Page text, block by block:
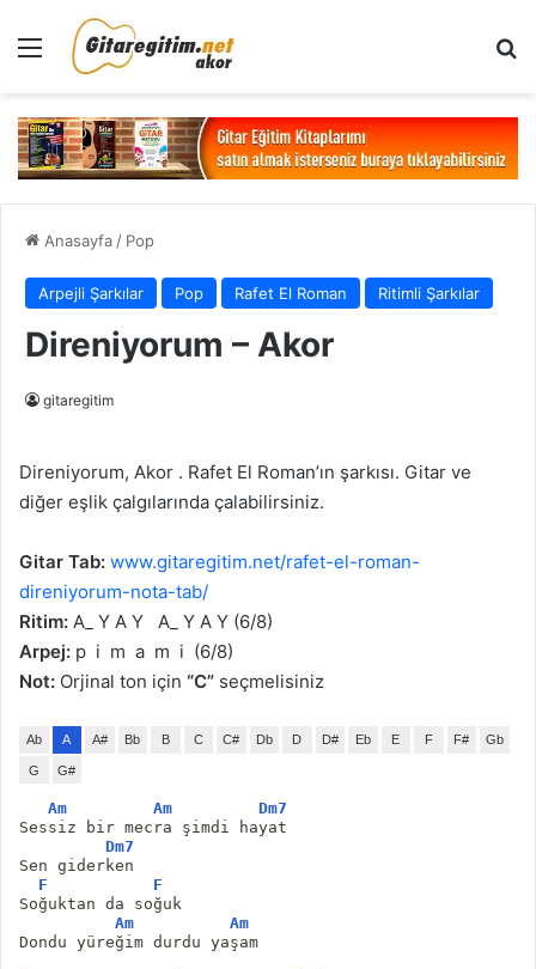
Menü
Anasayfa / Pop
Arpejli Şarkılar Pop Rafet El Roman Ritimli Şarkılar
Direniyorum – Akor
gitaregitim
Direniyorum, Akor . Rafet El Roman’ın şarkısı. Gitar ve
diğer eşlik çalgılarında çalabilirsiniz.
Gitar Tab: www.gitaregitim.net/rafet-el-roman-
direniyorum-nota-tab/
Ritim: A_ Y A Y A_ Y A Y (6/8)
Arpej: p i m a m i (6/8)
Not: Orjinal ton için “C” seçmelisiniz
Ab A A# Bb B C C# Db D D# Eb E F F# Gb
G G#
Am Am
Dm7
Sessiz bir mecra şimdi hayat
Dm7
Sen giderken
F
F
Soğuktan da soğuk
Am
Am
Dondu yüreğim durdu yaşam